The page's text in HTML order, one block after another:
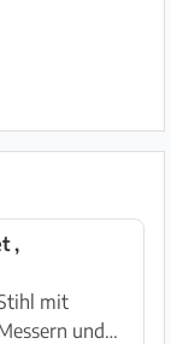
,
mit
und